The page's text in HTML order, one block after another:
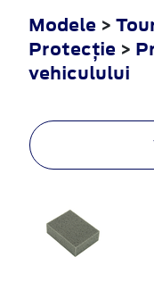
Modele >
Protecţie >
vehiculului